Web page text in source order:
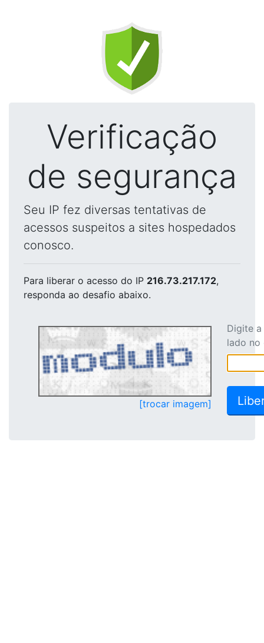
Verificação
de segurança
Seu IP fez diversas tentativas de
acessos suspeitos a sites hospedados
conosco.
Para liberar o acesso do IP 216.73.217.172,
responda ao desafio abaixo.
[trocar imagem]
Digite
lado no